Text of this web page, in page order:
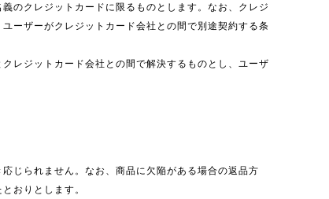
のクレジットカードに限るものとします。なお、クレジ
ーザーがクレジットカード会社との間で別途契約する条
レジットカード会社との間で解決するものとし、ユーザ
じられません。なお、商品に欠陥がある場合の返品方
おりとします。